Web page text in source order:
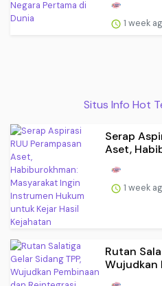
1 week
Situs Info Hot
Serap
Aset,
1 week
Rutan
Wujudkan